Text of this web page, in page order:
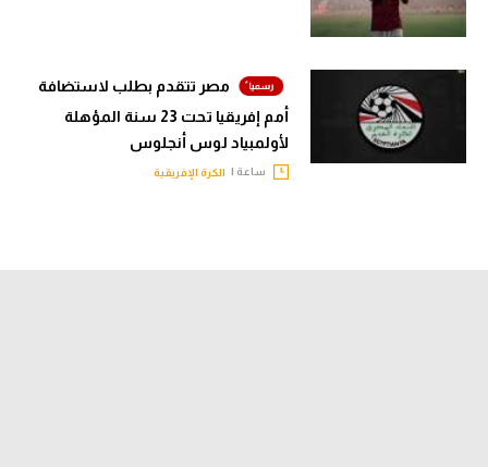
مصر تتقدم بطلب لاستضافة
أمم إفريقيا تحت 23 سنة المؤهلة
لأولمبياد لوس أنجلوس
ساعة | الكرة الإفريقية